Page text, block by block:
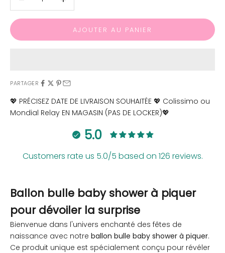
AJOUTER AU PANIER
PARTAGER
💖 PRÉCISEZ DATE DE LIVRAISON SOUHAITÉE 💖 Colissimo ou
Mondial Relay EN MAGASIN (PAS DE LOCKER)💖
5.0
Customers rate us 5.0/5 based on 126 reviews.
Ballon bulle baby shower à piquer
pour dévoiler la surprise
Bienvenue dans l'univers enchanté des fêtes de
naissance avec notre ballon bulle baby shower à piquer.
Ce produit unique est spécialement conçu pour révéler